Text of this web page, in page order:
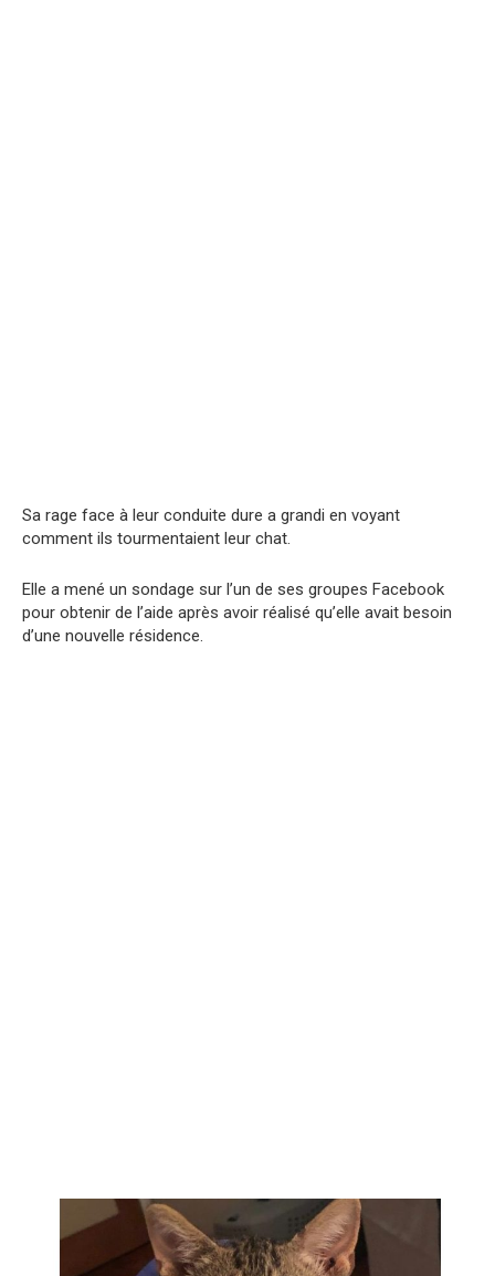
Sa rage face à leur conduite dure a grandi en voyant
comment ils tourmentaient leur chat.
Elle a mené un sondage sur l’un de ses groupes Facebook
pour obtenir de l’aide après avoir réalisé qu’elle avait besoin
d’une nouvelle résidence.